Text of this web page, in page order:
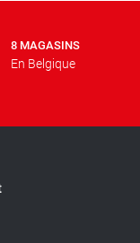
8 MAGASINS
En Belgique